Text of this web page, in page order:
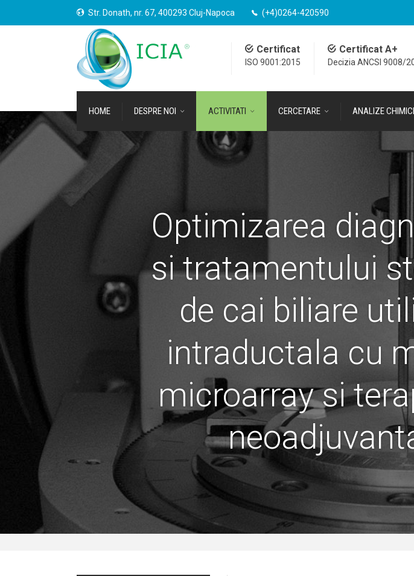
Str. Donath, nr. 67, 400293 Cluj-Napoca (+4)0264-420590
Certificat A+
Decizia ANCSI 9008/
Certificat
ISO 9001:2015
HOME DESPRE NOI ACTIVITATI CERCETARE ANALIZE
Optimizarea
si tratamentului
de cai biliare
intraductala cu
microarray si